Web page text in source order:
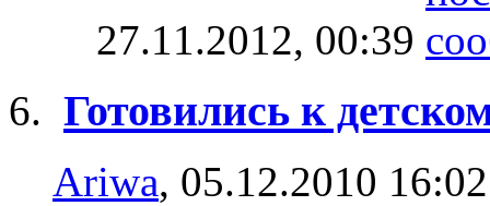
27.11.2012, 00:39
Готовились к
Ariwa, 05.12.2010 16:02